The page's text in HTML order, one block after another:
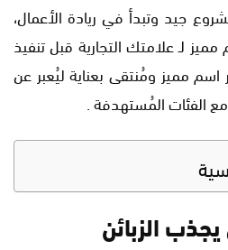
جيد وتبدأ في ريادة الأعمال،
لـ علامتك التجارية قبل تنفيذ
مميز ومُنتقى بعناية ليُعبر عن
الفئات المُستهدفة .
الزبائن